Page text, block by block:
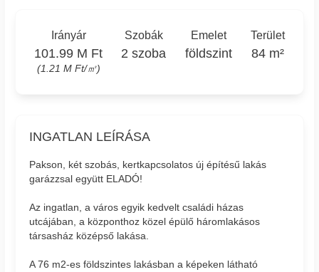
Irányár
101.99 M Ft
(1.21 M Ft/㎡)
Szobák
2 szoba
Emelet
földszint
Terület
84 m²
INGATLAN LEÍRÁSA
Pakson, két szobás, kertkapcsolatos új építésű lakás
garázzsal együtt ELADÓ!
Az ingatlan, a város egyik kedvelt családi házas
utcájában, a központhoz közel épülő háromlakásos
társasház középső lakása.
A 76 m2-es földszintes lakásban a képeken látható